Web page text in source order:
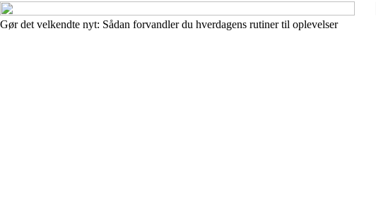
Gør det velkendte nyt: Sådan forvandler du hverdagens rutiner til oplevelser